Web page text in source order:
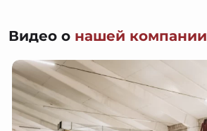
Видео о нашей компании